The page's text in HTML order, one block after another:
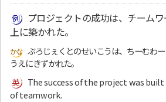
プロジェクトの成功は、チーム
上に築かれた。
ぷろじぇくとのせいこうは、ちーむわ
うえにきずかれた。
The success of the project was
of teamwork.